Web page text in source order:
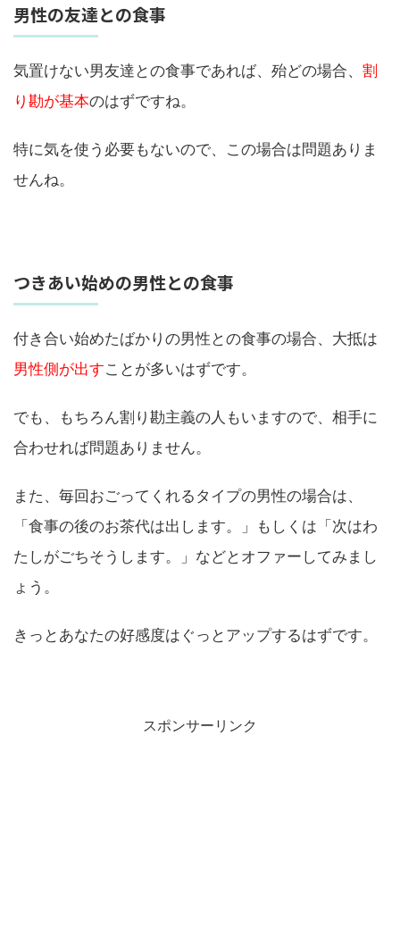
男性の友達との食事
気置けない男友達との食事であれば、殆どの場合、 割
り勘が基本のはずですね。
特に気を使う必要もないので、この場合は問題ありま
せんね。
つきあい始めの男性との食事
付き合い始めたばかりの男性との食事の場合、大抵は
男性側が出すことが多いはずです。
でも、もちろん割り勘主義の人もいますので、相手に
合わせれば問題ありません。
また、毎回おごってくれるタイプの男性の場合は、
「食事の後のお茶代は出します。」もしくは「次はわ
たしがごちそうします。」などとオファーしてみまし
ょう。
きっとあなたの好感度はぐっとアップするはずです。
スポンサーリンク